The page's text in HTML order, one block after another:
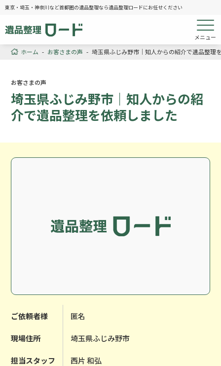
東京・埼玉・神奈川など首都圏の遺品整理なら遺品整理ロードにお任せください
メニュー
ホーム - お客さまの声 - 埼玉県ふじみ野市｜知人からの紹介で遺品整理
お客さまの声
埼玉県ふじみ野市｜知人からの紹
介で遺品整理を依頼しました
ご依頼者様 匿名
現場住所 埼玉県ふじみ野市
担当スタッフ 西片 和弘